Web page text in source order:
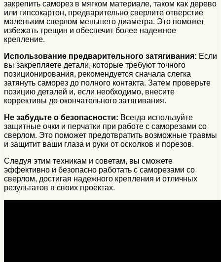
закрепить саморез в мягком материале, таком как дерево
или гипсокартон, предварительно сверлите отверстие
маленьким сверлом меньшего диаметра. Это поможет
избежать трещин и обеспечит более надежное
крепление.
Использование предварительного затягивания: Если
вы закрепляете детали, которые требуют точного
позиционирования, рекомендуется сначала слегка
затянуть саморез до полного контакта. Затем проверьте
позицию деталей и, если необходимо, внесите
коррективы до окончательного затягивания.
Не забудьте о безопасности: Всегда используйте
защитные очки и перчатки при работе с саморезами со
сверлом. Это поможет предотвратить возможные травмы
и защитит ваши глаза и руки от осколков и порезов.
Следуя этим техникам и советам, вы сможете
эффективно и безопасно работать с саморезами со
сверлом, достигая надежного крепления и отличных
результатов в своих проектах.